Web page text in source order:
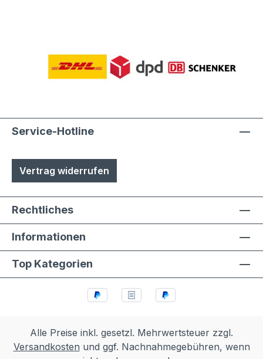
Service-Hotline
Vertrag widerrufen
Rechtliches
Informationen
Top Kategorien
Alle Preise inkl. gesetzl. Mehrwertsteuer zzgl.
Versandkosten und ggf. Nachnahmegebühren, wenn